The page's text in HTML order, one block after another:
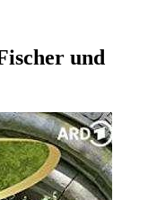
und